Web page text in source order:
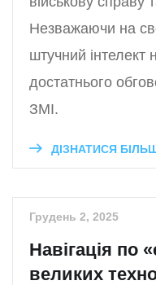
Незважаючи на
штучний інтелект
достатнього
ЗМІ.
ДІЗНАТИСЯ
Грудень 2, 2025
Навігація по
великих